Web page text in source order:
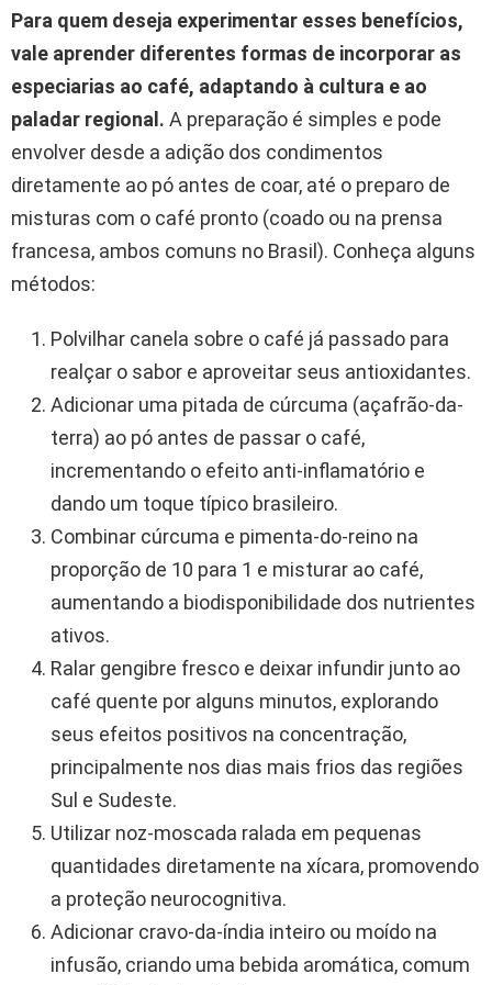
Para quem deseja experimentar esses benefícios,
vale aprender diferentes formas de incorporar as
especiarias ao café, adaptando à cultura e ao
paladar regional. A preparação é simples e pode
envolver desde a adição dos condimentos
diretamente ao pó antes de coar, até o preparo de
misturas com o café pronto (coado ou na prensa
francesa, ambos comuns no Brasil). Conheça alguns
métodos:
Polvilhar canela sobre o café já passado para
realçar o sabor e aproveitar seus antioxidantes.
Adicionar uma pitada de cúrcuma (açafrão-da-
terra) ao pó antes de passar o café,
incrementando o efeito anti-inflamatório e
dando um toque típico brasileiro.
Combinar cúrcuma e pimenta-do-reino na
proporção de 10 para 1 e misturar ao café,
aumentando a biodisponibilidade dos nutrientes
ativos.
Ralar gengibre fresco e deixar infundir junto ao
café quente por alguns minutos, explorando
seus efeitos positivos na concentração,
principalmente nos dias mais frios das regiões
Sul e Sudeste.
Utilizar noz-moscada ralada em pequenas
quantidades diretamente na xícara, promovendo
a proteção neurocognitiva.
Adicionar cravo-da-índia inteiro ou moído na
infusão, criando uma bebida aromática, comum